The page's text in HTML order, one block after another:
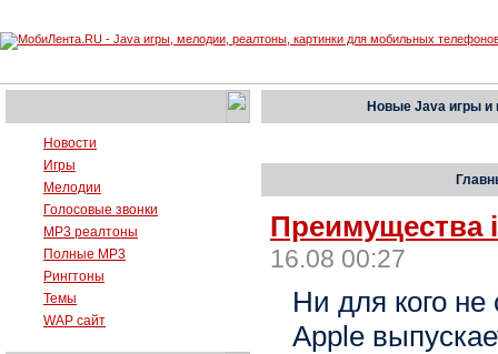
Новости
Игры
Мелодии
Голосовые звонки
MP3 реалтоны
Полные MP3
Рингтоны
Темы
WAP сайт
Новые Java игры и
Преимущества
16.08 00:27
Ни для кого не
Apple